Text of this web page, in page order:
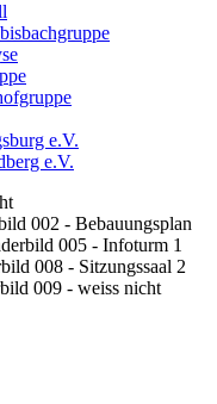
e.V.
e.V.